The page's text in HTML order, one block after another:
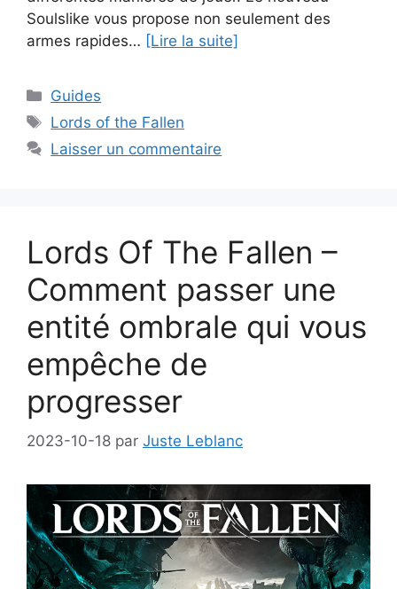
Soulslike vous propose non seulement des
armes rapides… [Lire la suite]
Catégories
Guides
Étiquettes
Lords of the Fallen
Laisser un commentaire
Lords Of The Fallen –
Comment passer une
entité ombrale qui vous
empêche de
progresser
2023-10-18 par Juste Leblanc